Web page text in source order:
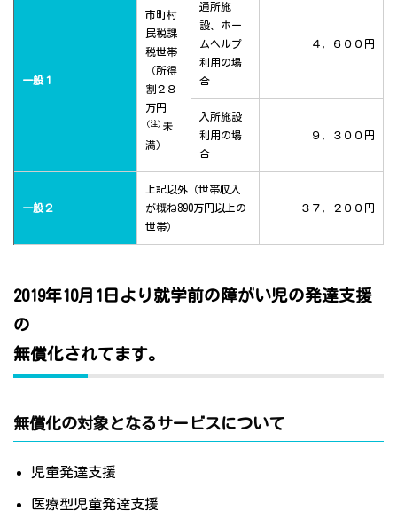
一般１
市町村
民税課
税世帯
（所得
割２８
万円
(注) 未
満）
通所施
設、ホー
ムヘルプ
利用の場
合
４，６００円
入所施設
利用の場
合
９，３００円
一般２
上記以外（世帯収入
が概ね890万円以上の
世帯）
３７，２００円
2019年10月1日より就学前の障がい児の発達支援
の
無償化されてます。
無償化の対象となるサービスについて
児童発達支援
医療型児童発達支援